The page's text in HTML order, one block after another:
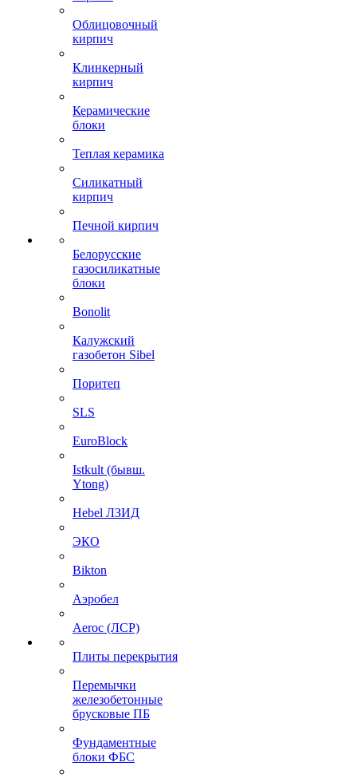
Облицовочный
кирпич
Клинкерный
кирпич
Керамические
блоки
Теплая керамика
Силикатный
кирпич
Печной кирпич
Белорусские
газосиликатные
блоки
Bonolit
Калужский
газобетон Sibel
Поритеп
SLS
EuroBlock
Istkult (бывш.
Ytong)
Hebel ЛЗИД
ЭКО
Bikton
Аэробел
Aeroc (ЛСР)
Плиты перекрытия
Перемычки
железобетонные
брусковые ПБ
Фундаментные
блоки ФБС